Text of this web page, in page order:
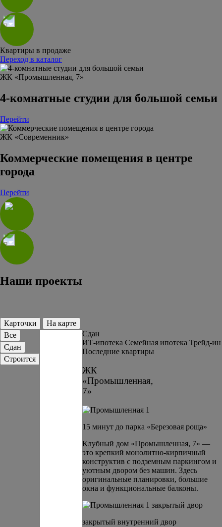
Квартиры в продаже
Переход в каталог
ЖК «Промышленная, 7»
4-комнатные студии для большой семьи
Перейти
ЖК «Современник»
Коммерческие помещения в центре
города
Перейти
Наши проекты
Карточки
На карте
Все
Сдан
Строится
Сдан
ИТ-ипотека Семейная ипотека Трейд-ин
Последние квартиры
ЖК
«Промышленная,
7»
15 минут до парка «Березовая роща»
Клубный дом «Промышленная, 7» —
это крепкий монолитно-кирпичный
конструктив с подземным паркингом и
уютным двором без машин. Здесь
оригинальные планировки, большие
окна и функциональные балконы.
закрытый внутренний двор